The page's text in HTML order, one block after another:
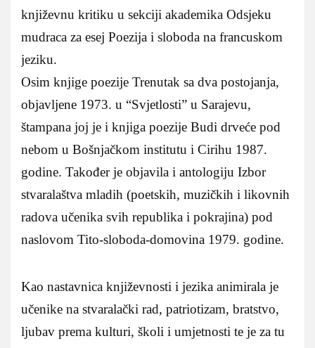
književnu kritiku u sekciji akademika Odsjeku
mudraca za esej Poezija i sloboda na francuskom
jeziku.
Osim knjige poezije Trenutak sa dva postojanja,
objavljene 1973. u “Svjetlosti” u Sarajevu,
štampana joj je i knjiga poezije Budi drveće pod
nebom u Bošnjačkom institutu i Cirihu 1987.
godine. Također je objavila i antologiju Izbor
stvaralaštva mladih (poetskih, muzičkih i likovnih
radova učenika svih republika i pokrajina) pod
naslovom Tito-sloboda-domovina 1979. godine.
Kao nastavnica književnosti i jezika animirala je
učenike na stvaralački rad, patriotizam, bratstvo,
ljubav prema kulturi, školi i umjetnosti te je za tu